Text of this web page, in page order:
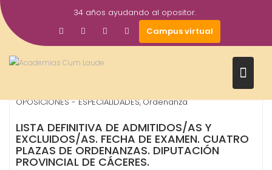
Saltar
al
contenido
34 años ayudando al opositor.
Campus virtual
Jun
2025
Gestor AcademiasCumLaude
OPOSICIONES - ESPECIALIDADES,Ordenanza
LISTA DEFINITIVA DE ADMITIDOS/AS Y
EXCLUIDOS/AS. FECHA DE EXAMEN. CUATRO
PLAZAS DE ORDENANZAS. DIPUTACIÓN
PROVINCIAL DE CÁCERES.